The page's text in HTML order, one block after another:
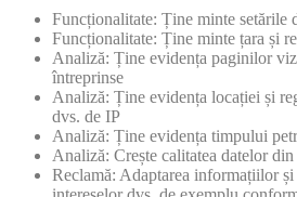
Funcționalitate: Ține minte setările
Funcționalitate: Ține minte țara și
Analiză: Ține evidența paginilor
întreprinse
Analiză: Ține evidența locației și
dvs. de IP
Analiză: Ține evidența timpului
Analiză: Crește calitatea datelor
Reclamă: Adaptarea informațiilor și